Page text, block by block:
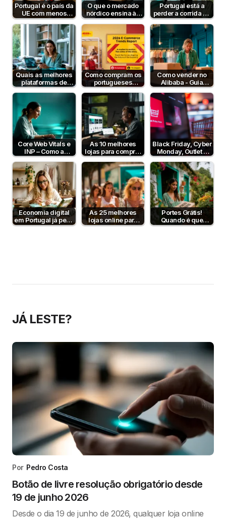
Portugal é o país da
UE com menos
problemas nas
compras online.
O que o mercado
nórdico ensina às
lojas online
Portugal está a
perder a corrida da
IA no e-commerce
— mas…
Quais as melhores
plataformas de
pagamento em
Como compram os
portugueses
online? Estudo DHL
2026
Como vender no
Alibaba - Guia
Completo para
Empresas B2B em
Portugal
Core Web Vitals e
INP – Como a
Velocidade e
Interatividade do…
As 10 melhores
lojas para comprar
tecnologia
Black Friday, Cyber
Monday, Outlet e
Dia sem IVA! Posso
comunicar?
Economia digital
em Portugal já pesa
39% da produção
As 25 melhores
lojas online para
comprar em
Portes Grátis!
Quando é que
fazem sentido?
JÁ LESTE?
Por Pedro Costa
Botão de livre resolução obrigatório desde
19 de junho 2026
Desde o dia 19 de junho de 2026, qualquer loja online